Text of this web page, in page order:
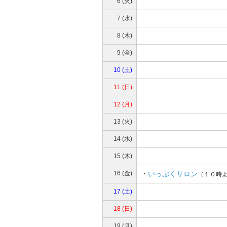
7 (水)
8 (木)
9 (金)
10 (土)
11 (日)
12 (月)
13 (火)
14 (水)
15 (木)
16 (金) ・ いっぷくサロン （１０時
17 (土)
18 (日)